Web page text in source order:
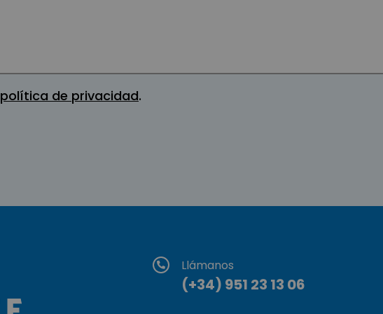
política de privacidad.
Llámanos
(+34) 951 23 13 06